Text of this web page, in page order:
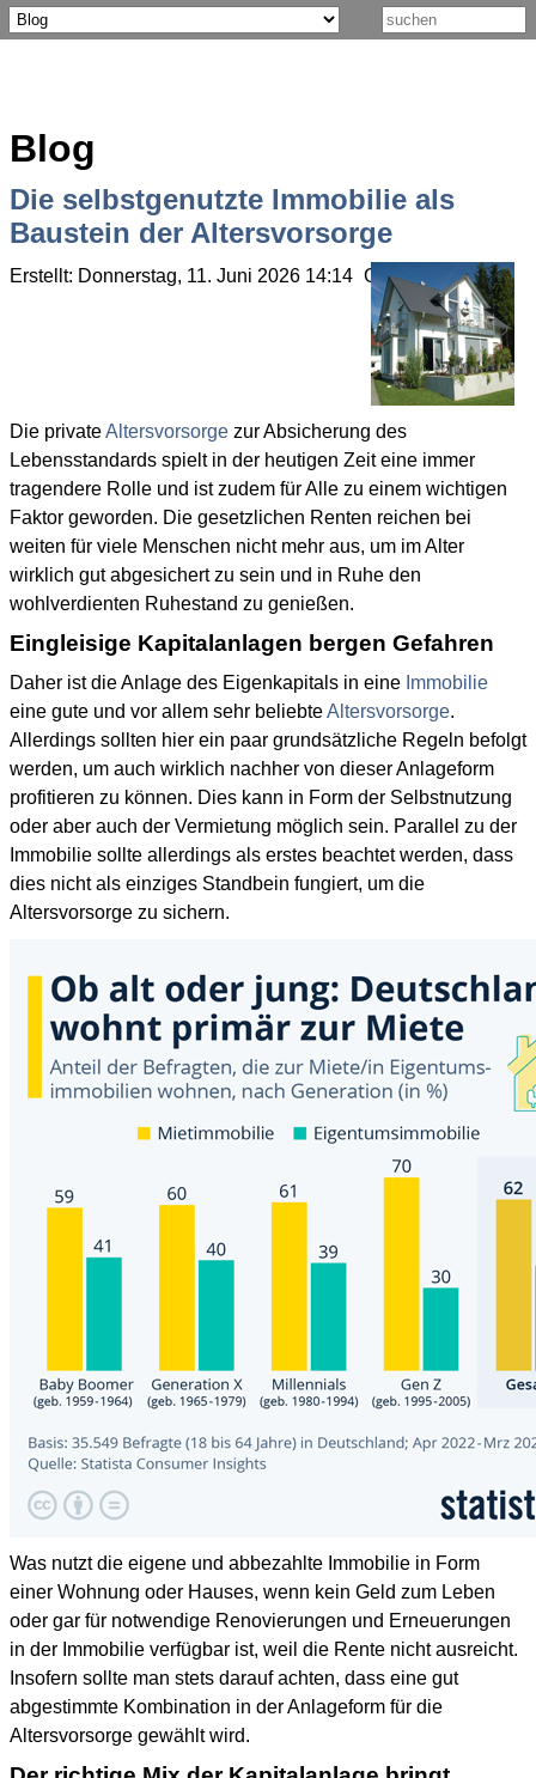
Blog
Die selbstgenutzte Immobilie als
Baustein der Altersvorsorge
Erstellt: Donnerstag, 11. Juni 2026 14:14 Geschrieben von
Die privateAltersvorsorge zur Absicherung des
Lebensstandards spielt in der heutigen Zeit eine immer
tragendere Rolle und ist zudem für Alle zu einem wichtigen
Faktor geworden. Die gesetzlichen Renten reichen bei
weiten für viele Menschen nicht mehr aus, um im Alter
wirklich gut abgesichert zu sein und in Ruhe den
wohlverdienten Ruhestand zu genießen.
Eingleisige Kapitalanlagen bergen Gefahren
Daher ist die Anlage des Eigenkapitals in eine Immobilie
eine gute und vor allem sehr beliebteAltersvorsorge.
Allerdings sollten hier ein paar grundsätzliche Regeln befolgt
werden, um auch wirklich nachher von dieser Anlageform
profitieren zu können. Dies kann in Form der Selbstnutzung
oder aber auch der Vermietung möglich sein. Parallel zu der
Immobilie sollte allerdings als erstes beachtet werden, dass
dies nicht als einziges Standbein fungiert, um die
Altersvorsorge zu sichern.
Was nutzt die eigene und abbezahlte Immobilie in Form
einer Wohnung oder Hauses, wenn kein Geld zum Leben
oder gar für notwendige Renovierungen und Erneuerungen
in der Immobilie verfügbar ist, weil die Rente nicht ausreicht.
Insofern sollte man stets darauf achten, dass eine gut
abgestimmte Kombination in der Anlageform für die
Altersvorsorge gewählt wird.